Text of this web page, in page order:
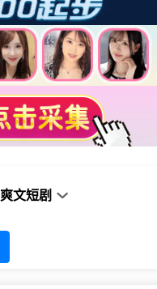
爽文短剧